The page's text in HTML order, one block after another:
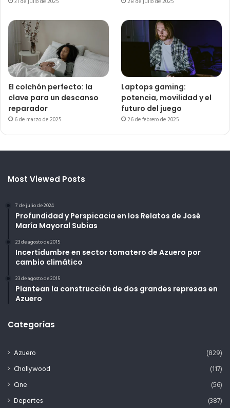
El colchón perfecto: la
clave para un descanso
reparador
6 de marzo de 2025
Laptops gaming:
potencia, movilidad y el
futuro del juego
26 de febrero de 2025
Most Viewed Posts
7 de julio de 2024
Profundidad y Perspicacia en los Relatos de José
María Mayoral Subias
23 de agosto de 2015
Incertidumbre en sector tomatero de Azuero por
cambio climático
23 de agosto de 2015
Plantean la construcción de dos grandes represas en
Azuero
Categorías
Azuero
(829)
Chollywood
(117)
Cine
(56)
Deportes
(387)